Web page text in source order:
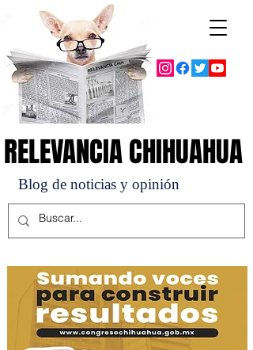
Blog de noticias y opinión
RELEVANCIA CHIHUAHUA
RELEVANCIA CHIHUAHUA